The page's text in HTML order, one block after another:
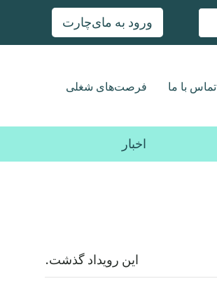
ورود به مای‌چارت
تماس با ما فرصت‌های شغلی
اخبار
این رویداد گذشت.